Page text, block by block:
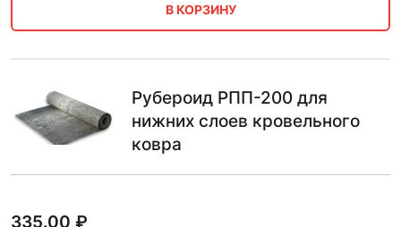
В КОРЗИНУ
Рубероид РПП-200 для
нижних слоев кровельного
ковра
335.00 ₽